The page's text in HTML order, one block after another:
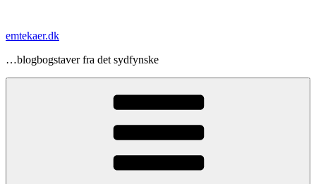
indhold
emtekaer.dk
…blogbogstaver fra det sydfynske